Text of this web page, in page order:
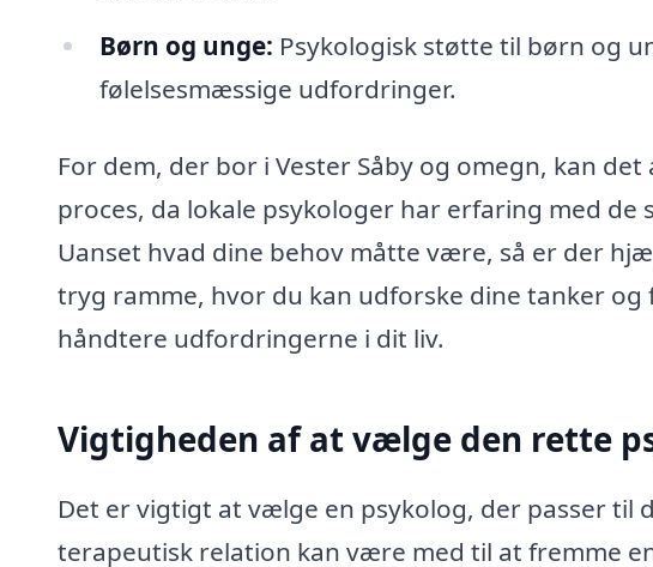
Børn og unge: Psykologisk støtte til børn og
følelsesmæssige udfordringer.
For dem, der bor i Vester Såby og omegn, kan
proces, da lokale psykologer har erfaring med
Uanset hvad dine behov måtte være, så er der
tryg ramme, hvor du kan udforske dine tanker
håndtere udfordringerne i dit liv.
Vigtigheden af at vælge den rette
Det er vigtigt at vælge en psykolog, der passer til
terapeutisk relation kan være med til at fremme